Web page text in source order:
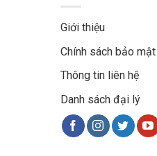
Giới thiệu
Chính sách bảo mật
Thông tin liên hệ
Danh sách đại lý